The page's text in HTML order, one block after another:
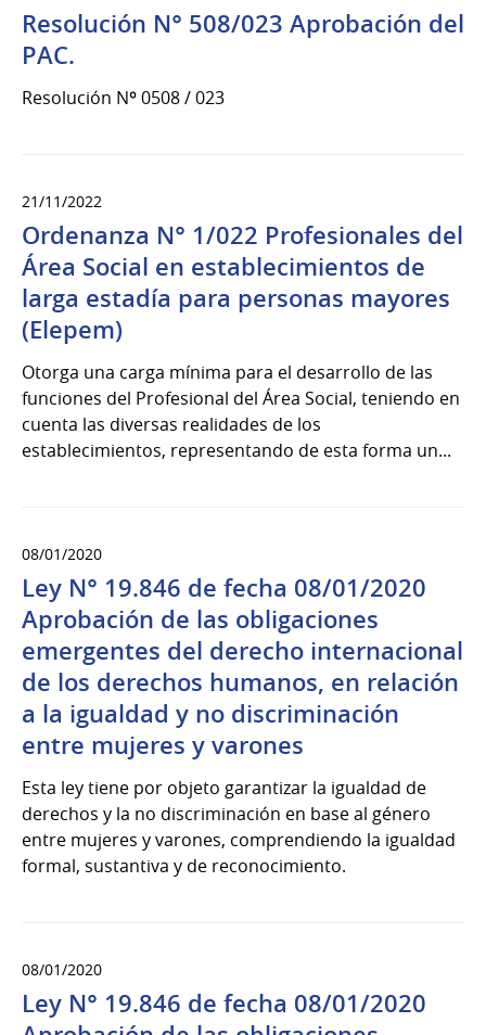
Resolución N° 508/023 Aprobación del
PAC.
Resolución Nº 0508 / 023
21/11/2022
Ordenanza N° 1/022 Profesionales del
Área Social en establecimientos de
larga estadía para personas mayores
(Elepem)
Otorga una carga mínima para el desarrollo de las
funciones del Profesional del Área Social, teniendo en
cuenta las diversas realidades de los
establecimientos, representando de esta forma un...
08/01/2020
Ley N° 19.846 de fecha 08/01/2020
Aprobación de las obligaciones
emergentes del derecho internacional
de los derechos humanos, en relación
a la igualdad y no discriminación
entre mujeres y varones
Esta ley tiene por objeto garantizar la igualdad de
derechos y la no discriminación en base al género
entre mujeres y varones, comprendiendo la igualdad
formal, sustantiva y de reconocimiento.
08/01/2020
Ley N° 19.846 de fecha 08/01/2020